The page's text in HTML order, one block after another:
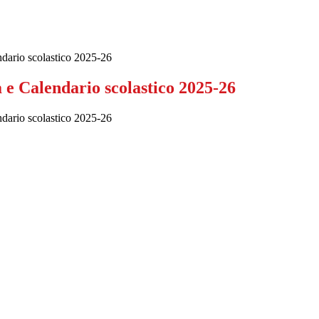
scolastico 2025-26
e Calendario scolastico 2025-26
scolastico 2025-26